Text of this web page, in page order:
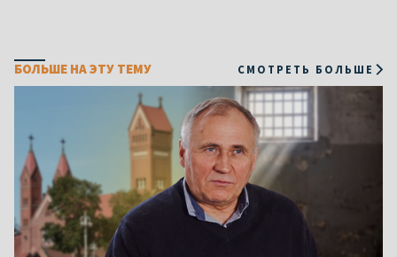
БОЛЬШЕ НА ЭТУ ТЕМУ СМОТРЕТЬ БОЛЬШЕ